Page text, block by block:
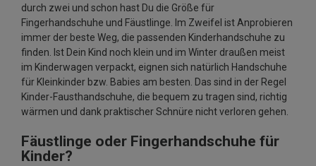
durch zwei und schon hast Du die Größe für
Fingerhandschuhe und Fäustlinge. Im Zweifel ist Anprobieren
immer der beste Weg, die passenden Kinderhandschuhe zu
finden. Ist Dein Kind noch klein und im Winter draußen meist
im Kinderwagen verpackt, eignen sich natürlich Handschuhe
für Kleinkinder bzw. Babies am besten. Das sind in der Regel
Kinder-Fausthandschuhe, die bequem zu tragen sind, richtig
wärmen und dank praktischer Schnüre nicht verloren gehen.
Fäustlinge oder Fingerhandschuhe für
Kinder?